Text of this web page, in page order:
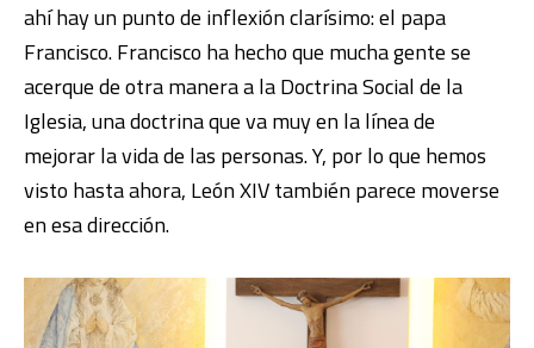
ahí hay un punto de inflexión clarísimo: el papa
Francisco. Francisco ha hecho que mucha gente se
acerque de otra manera a la Doctrina Social de la
Iglesia, una doctrina que va muy en la línea de
mejorar la vida de las personas. Y, por lo que hemos
visto hasta ahora, León XIV también parece moverse
en esa dirección.